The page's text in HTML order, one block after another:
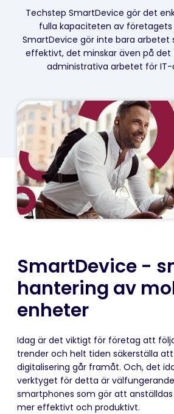
Techstep SmartDevice gör det
fulla kapaciteten av företagets
SmartDevice gör inte bara
effektivt, det minskar även på det
administrativa arbetet för IT-
SmartDevice -
hantering av
enheter
Idag är det viktigt för företag att
trender och helt tiden säkerställa
digitalisering går framåt. Och, det
verktyget för detta är
smartphones som gör att
mer effektivt och produktivt.